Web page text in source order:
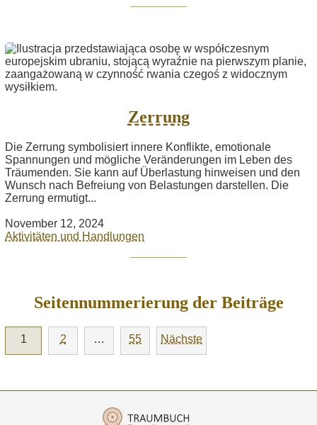
Zerrung
Die Zerrung symbolisiert innere Konflikte, emotionale
Spannungen und mögliche Veränderungen im Leben des
Träumenden. Sie kann auf Überlastung hinweisen und den
Wunsch nach Befreiung von Belastungen darstellen. Die
Zerrung ermutigt...
November 12, 2024
Aktivitäten und Handlungen
Seitennummerierung der Beiträge
1 2 … 55 Nächste